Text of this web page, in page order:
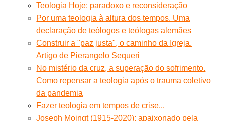
Teologia Hoje: paradoxo e reconsideração
Por uma teologia à altura dos tempos. Uma
declaração de teólogos e teólogas alemães
Construir a "paz justa", o caminho da Igreja.
Artigo de Pierangelo Sequeri
No mistério da cruz, a superação do sofrimento.
Como repensar a teologia após o trauma coletivo
da pandemia
Fazer teologia em tempos de crise...
Joseph Moingt (1915-2020): apaixonado pela